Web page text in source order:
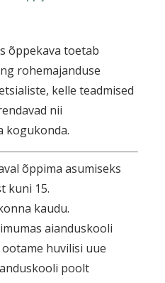
õppekava toetab
rohemajanduse
kelle teadmised
nii
kogukonda.
õppima asumiseks
kuni 15.
kaudu.
aianduskooli
huvilisi uue
poolt